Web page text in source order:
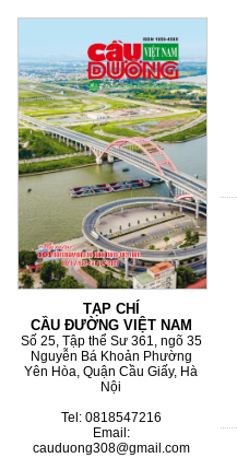
TẠP CHÍ
CẦU ĐƯỜNG VIỆT NAM
Số 25, Tập thể Sư 361, ngõ 35
Nguyễn Bá Khoản Phường
Yên Hòa, Quận Cầu Giấy, Hà
Nội
Tel: 0818547216
Email:
cauduong308@gmail.com